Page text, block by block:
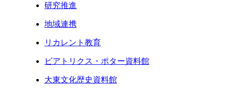
研究推進
地域連携
リカレント教育
ビアトリクス・ポター資料館
大東文化歴史資料館